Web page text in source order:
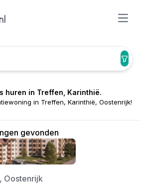
huren in Treffen, Karinthië.
in Treffen, Karinthië, Oostenrijk!
gevonden
Oostenrijk